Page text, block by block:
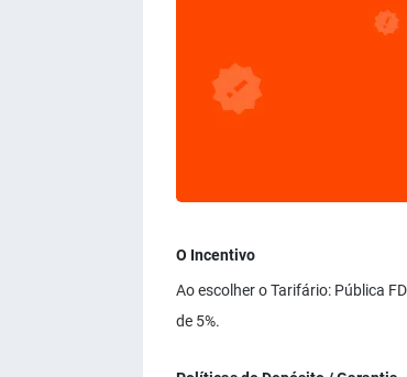
O Incentivo
Ao escolher o Tarifário: Pública
de 5%.